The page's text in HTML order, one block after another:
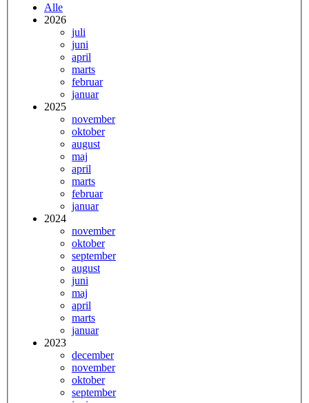
Alle
2026
juli
juni
april
marts
februar
januar
2025
november
oktober
august
maj
april
marts
februar
januar
2024
november
oktober
september
august
juni
maj
april
marts
januar
2023
december
november
oktober
september